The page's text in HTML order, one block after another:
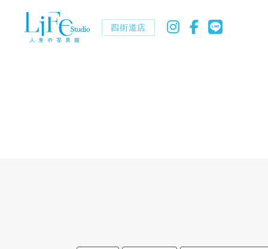
四街道店